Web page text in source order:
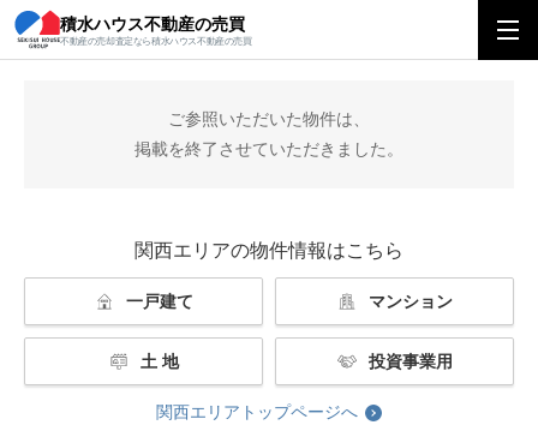
積水ハウス不動産の売買
不動産の売却査定なら積水ハウス不動産の売買
積水ハウス不動産の売買 関西エリアトップ
ご参照いただいた物件は、
掲載を終了させていただきました。
関西エリアの物件情報はこちら
一戸建て マンション
土 地 投資事業用
関西エリアトップページへ